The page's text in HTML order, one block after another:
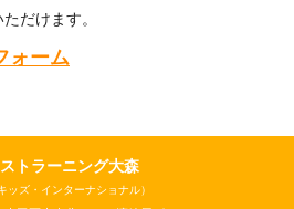
だけます。
ォーム
トラーニング大森
ッズ・インターナショナル）